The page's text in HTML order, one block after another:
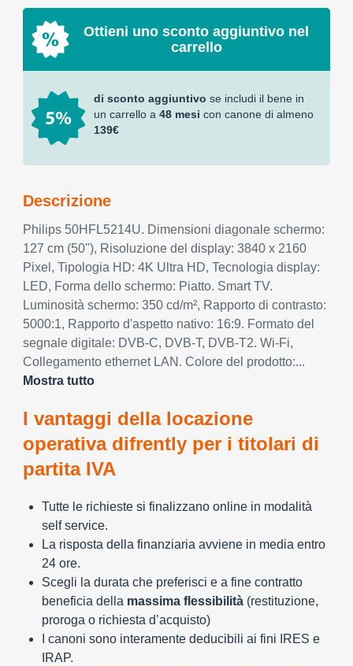
Ottieni uno sconto aggiuntivo nel
carrello
di sconto aggiuntivo se includi il bene in
un carrello a 48 mesi con canone di almeno
139€
Descrizione
Philips 50HFL5214U. Dimensioni diagonale schermo:
127 cm (50"), Risoluzione del display: 3840 x 2160
Pixel, Tipologia HD: 4K Ultra HD, Tecnologia display:
LED, Forma dello schermo: Piatto. Smart TV.
Luminosità schermo: 350 cd/m², Rapporto di contrasto:
5000:1, Rapporto d'aspetto nativo: 16:9. Formato del
segnale digitale: DVB-C, DVB-T, DVB-T2. Wi-Fi,
Collegamento ethernet LAN. Colore del prodotto:...
Mostra tutto
I vantaggi della locazione
operativa difrently per i titolari di
partita IVA
Tutte le richieste si finalizzano online in modalità
self service.
La risposta della finanziaria avviene in media entro
24 ore.
Scegli la durata che preferisci e a fine contratto
beneficia della massima flessibilità (restituzione,
proroga o richiesta d’acquisto)
I canoni sono interamente deducibili ai fini IRES e
IRAP.